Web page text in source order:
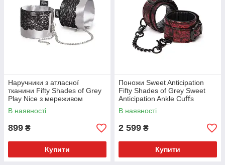
Наручники з атласної
тканини Fifty Shades of Grey
Play Nice з мереживом
В наявності
899 ₴
Купити
Поножи Sweet Anticipation
Fifty Shades of Grey Sweet
Anticipation Ankle Cuﬀs
В наявності
2 599 ₴
Купити